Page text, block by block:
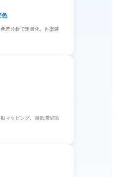
色
差分析で定量化。再塗装
マッピング。湿気滞留箇